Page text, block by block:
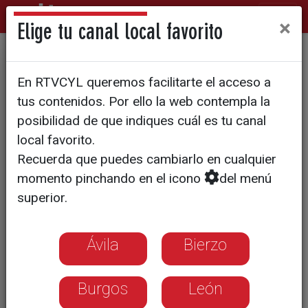
El "limbo" de los nuevos
funcionarios: 17 meses de
espera para obtener plaza
CSIF denuncia que los aprobados de
diciembre de 2024 aún no tienen
destino y cobran salarios de 1.060
Elige tu canal local favorito ×
En RTVCYL queremos facilitarte el acceso a
tus contenidos. Por ello la web contempla la
posibilidad de que indiques cuál es tu canal
local favorito.
Recuerda que puedes cambiarlo en cualquier
momento pinchando en el icono
del menú
superior.
Ávila Bierzo
Burgos León